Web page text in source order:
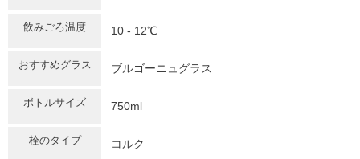
飲みごろ温度 10 - 12℃
おすすめグラス ブルゴーニュグラス
ボトルサイズ 750ml
栓のタイプ コルク